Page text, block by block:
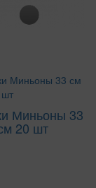
Миньоны 33
20 шт